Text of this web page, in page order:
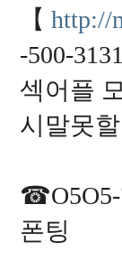
【 http://
-500-
섹어플
시말못
☎O5O5-
폰팅